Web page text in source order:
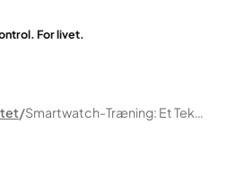
For livet.
Smartwatch-Træning: Et Teknisk Redskab Til At Støtte Bevægelse, Sundhed Og Vægttab